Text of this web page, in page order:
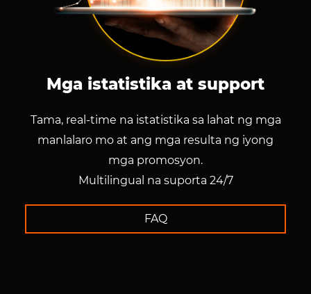
Mga istatistika at support
Tama, real-time na istatistika sa lahat ng mga
manlalaro mo at ang mga resulta ng iyong
mga promosyon.
Multilingual na suporta 24/7
FAQ